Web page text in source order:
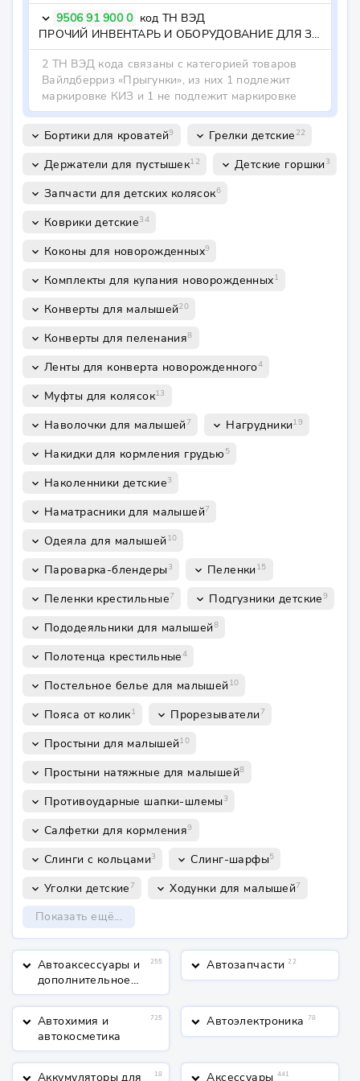
keyboard_arrow_down 9506 91 900 0 код ТН ВЭД
ПРОЧИЙ ИНВЕНТАРЬ И ОБОРУДОВАНИЕ ДЛЯ ЗАНЯТИЙ ОБЩЕЙ ФИЗКУЛЬТУРОЙ, ГИМНАСТИКОЙ ИЛИ АТЛЕТИКОЙ - - - прочие
2 ТН ВЭД кода связаны с категорией товаров
Вайлдберриз «Прыгунки», из них 1 подлежит
маркировке КИЗ и 1 не подлежит маркировке
keyboard_arrow_down Бортики для кроватей9 keyboard_arrow_down Грелки детские 22
keyboard_arrow_down Держатели для пустышек12 keyboard_arrow_down Детские горшки 3
keyboard_arrow_down Запчасти для детских колясок6
keyboard_arrow_down Коврики детские34
keyboard_arrow_down Коконы для новорожденных9
keyboard_arrow_down Комплекты для купания новорожденных1
keyboard_arrow_down Конверты для малышей20
keyboard_arrow_down Конверты для пеленания8
keyboard_arrow_down Ленты для конверта новорожденного4
keyboard_arrow_down Муфты для колясок13
keyboard_arrow_down Наволочки для малышей 7 keyboard_arrow_down Нагрудники19
keyboard_arrow_down Накидки для кормления грудью 5
keyboard_arrow_down Наколенники детские3
keyboard_arrow_down Наматрасники для малышей7
keyboard_arrow_down Одеяла для малышей 10
keyboard_arrow_down Пароварка-блендеры 3 keyboard_arrow_down Пеленки 15
keyboard_arrow_down Пеленки крестильные7 keyboard_arrow_down Подгузники детские9
keyboard_arrow_down Пододеяльники для малышей8
keyboard_arrow_down Полотенца крестильные4
keyboard_arrow_down Постельное белье для малышей 10
keyboard_arrow_down Пояса от колик1 keyboard_arrow_down Прорезыватели 7
keyboard_arrow_down Простыни для малышей10
keyboard_arrow_down Простыни натяжные для малышей8
keyboard_arrow_down Противоударные шапки-шлемы 3
keyboard_arrow_down Салфетки для кормления9
keyboard_arrow_down Слинги с кольцами3 keyboard_arrow_down Слинг-шарфы5
keyboard_arrow_down Уголки детские 7 keyboard_arrow_down Ходунки для малышей7
Показать ещё...
keyboard_arrow_down Автоаксессуары и
дополнительное
оборудование
255 keyboard_arrow_down Автозапчасти 22
keyboard_arrow_down Автохимия и
автокосметика
725 keyboard_arrow_down Автоэлектроника 78
Аккумуляторы для 18 Аксессуары 441